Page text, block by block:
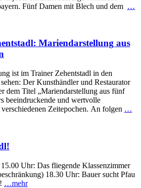
Fünf Damen mit Blech und dem …
Mariendarstellung aus
ist im Trainer Zehentstadl in den
Der Kunsthändler und Restaurator
dem Titel „Mariendarstellung aus fünf
beeindruckende und wertvolle
Zeitepochen. An folgen …
Uhr: Das fliegende Klassenzimmer
18.30 Uhr: Bauer sucht Pfau
…mehr